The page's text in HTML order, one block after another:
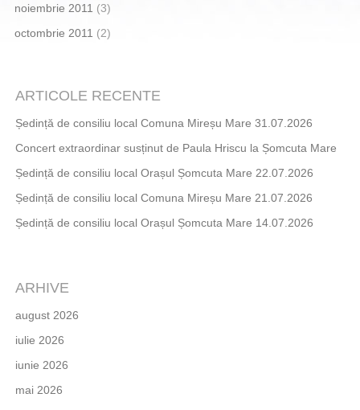
noiembrie 2011 (3)
octombrie 2011 (2)
ARTICOLE RECENTE
Ședință de consiliu local Comuna Mireșu Mare 31.07.2026
Concert extraordinar susținut de Paula Hriscu la Șomcuta Mare
Ședință de consiliu local Orașul Șomcuta Mare 22.07.2026
Ședință de consiliu local Comuna Mireșu Mare 21.07.2026
Ședință de consiliu local Orașul Șomcuta Mare 14.07.2026
ARHIVE
august 2026
iulie 2026
iunie 2026
mai 2026